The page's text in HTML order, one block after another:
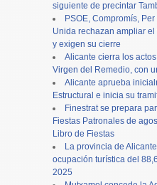
siguiente de precintar
PSOE, Compromís,
Unida rechazan ampliar
y exigen su cierre
Alicante cierra los
Virgen del Remedio, con
Alicante aprueba
Estructural e inicia su
Finestrat se prepara
Fiestas Patronales de
Libro de Fiestas
La provincia de
ocupación turística del
2025